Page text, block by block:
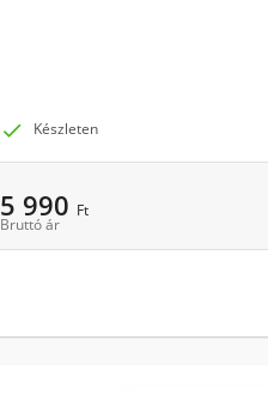
 Készleten
5 990 Ft
Bruttó ár